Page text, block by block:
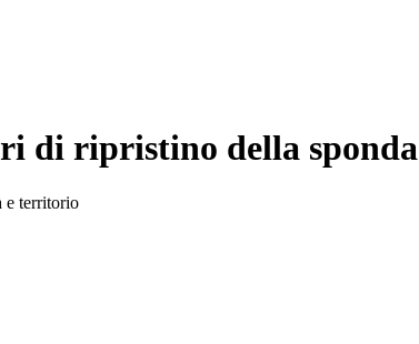
di ripristino della sponda
e territorio